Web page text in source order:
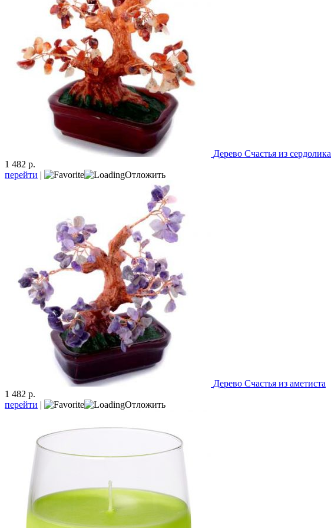
Дерево Счастья из сердолика
1 482 р.
перейти | Отложить
Дерево Счастья из аметиста
1 482 р.
перейти | Отложить